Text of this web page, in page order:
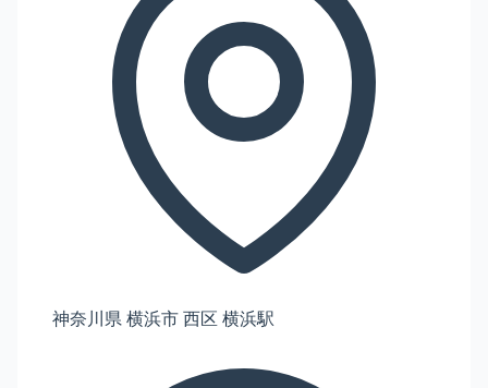
神奈川県 横浜市 西区 横浜駅